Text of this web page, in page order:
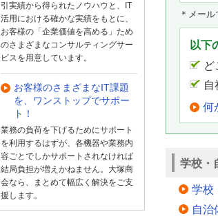
＊メー
以下
ど
自
何
学校・
学校
自治
引実績から得られたノウハウと、IT
活用における確かな実績をもとに、
お客様の「企業価値を高める」ため
のさまざまなコンサルティングサー
ビスを用意しています。
お客様のさまざまなIT課題
を、ワンストップでサポー
ト！
業務の負荷を下げるためにサポート
を利用するはずが、各機器や業務内
容ごとでしかサポートされなければ
結局負担が増えかねません。大塚商
会なら、まとめて幅広く解決をご支
援します。